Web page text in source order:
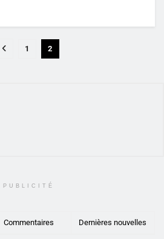
1 2
PUBLICITÉ
Commentaires Dernières nouvelles